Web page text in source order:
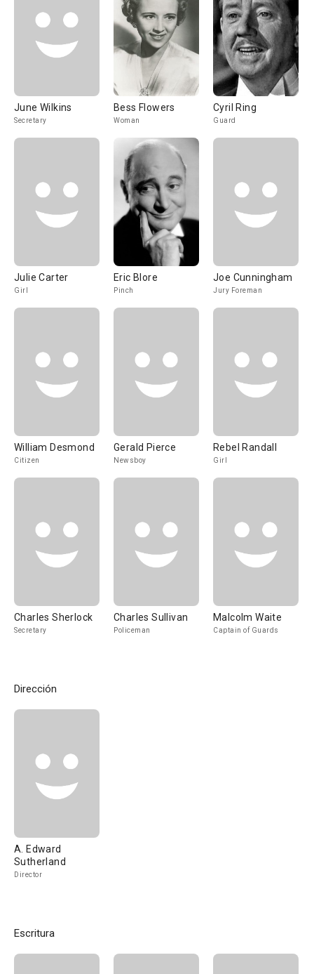
June Wilkins
Secretary
Bess Flowers
Woman
Cyril Ring
Guard
Julie Carter
Girl
Eric Blore
Pinch
Joe Cunningham
Jury Foreman
William Desmond
Citizen
Gerald Pierce
Newsboy
Rebel Randall
Girl
Charles Sherlock
Secretary
Charles Sullivan
Policeman
Malcolm Waite
Captain of Guards
Dirección
A. Edward
Sutherland
Director
Escritura